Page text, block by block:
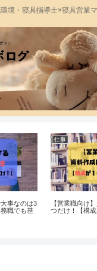
境・寝具指導士×寝具営業
事なのは3
職でも基
仕事
【営業職向け
つだけ！【構成